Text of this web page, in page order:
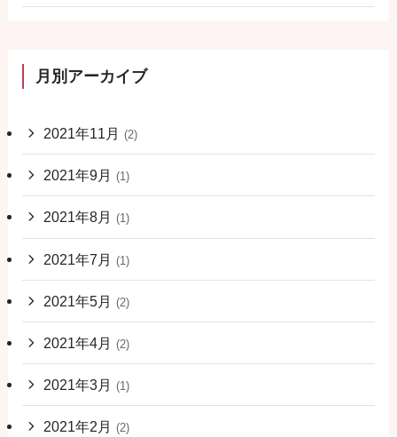
月別アーカイブ
2021年11月 (2)
2021年9月 (1)
2021年8月 (1)
2021年7月 (1)
2021年5月 (2)
2021年4月 (2)
2021年3月 (1)
2021年2月 (2)